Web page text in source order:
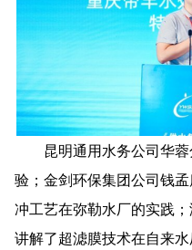
昆明通用水务公司华
验；金剑环保集团公司钱
冲工艺在弥勒水厂的实践
讲解了超滤膜技术在自来